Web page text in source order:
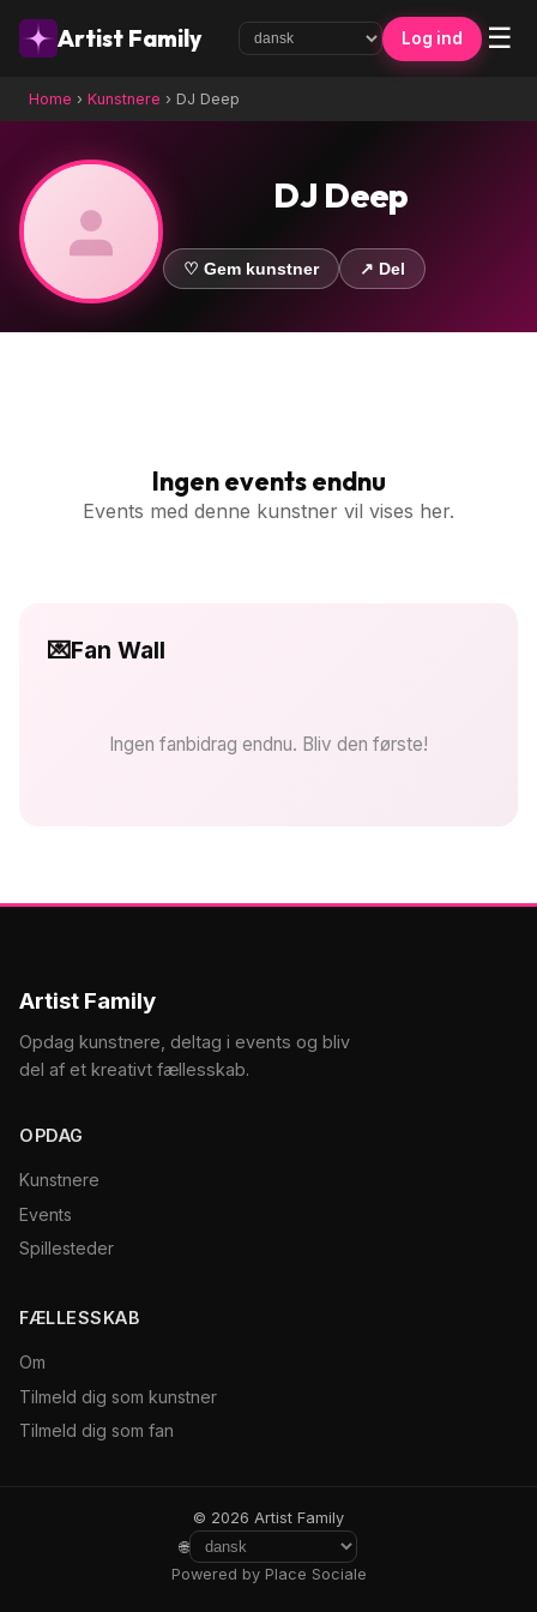
Artist Family Log ind ☰
Home › Kunstnere › DJ Deep
DJ Deep
♡ Gem kunstner ↗ Del
Ingen events endnu
Events med denne kunstner vil vises her.
💌Fan Wall
Ingen fanbidrag endnu. Bliv den første!
Artist Family
Opdag kunstnere, deltag i events og bliv
del af et kreativt fællesskab.
OPDAG
Kunstnere
Events
Spillesteder
FÆLLESSKAB
Om
Tilmeld dig som kunstner
Tilmeld dig som fan
© 2026 Artist Family
🌐
Powered by Place Sociale